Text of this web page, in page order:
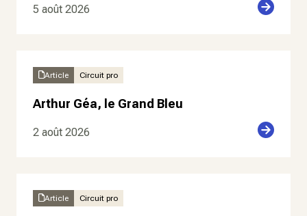
5 août 2026
Article Circuit pro
Arthur Géa, le Grand Bleu
2 août 2026
Article Circuit pro